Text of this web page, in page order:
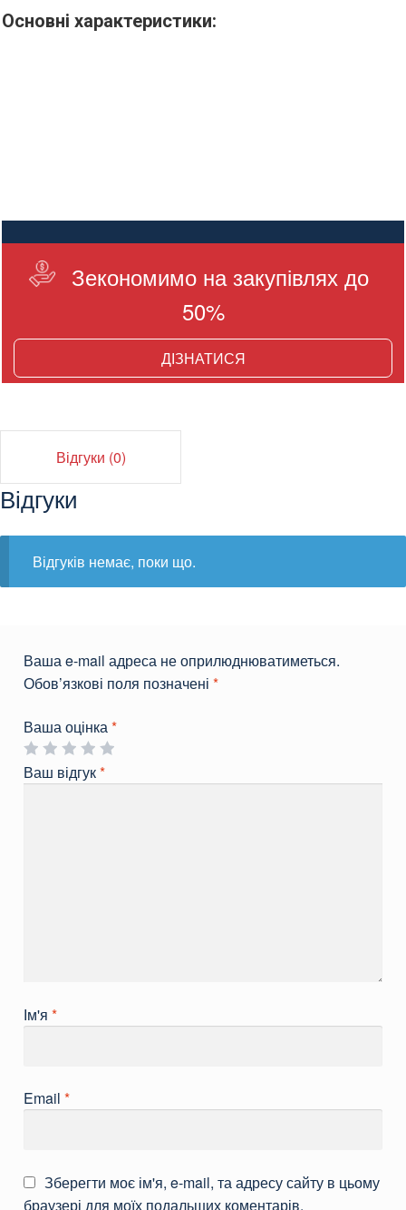
Основні характеристики:
Зекономимо на закупівлях до
50%
ДІЗНАТИСЯ
Відгуки (0)
Відгуки
Відгуків немає, поки що.
Ваша e-mail адреса не оприлюднюватиметься.
Обов’язкові поля позначені *
Ваша оцінка *
Ваш відгук*
Ім'я *
Email *
Зберегти моє ім'я, e-mail, та адресу сайту в цьому
браузері для моїх подальших коментарів.